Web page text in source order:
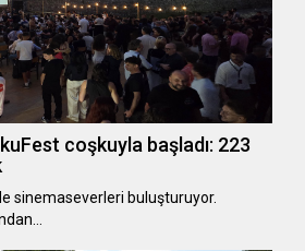
coşkuyla başladı: 223
sinemaseverleri buluşturuyor.